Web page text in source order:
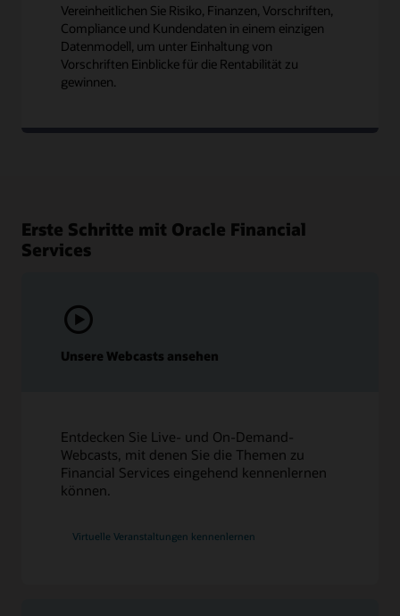
Vereinheitlichen Sie Risiko, Finanzen, Vorschriften,
Compliance und Kundendaten in einem einzigen
Datenmodell, um unter Einhaltung von
Vorschriften Einblicke für die Rentabilität zu
gewinnen.
Erste Schritte mit Oracle Financial
Services
Unsere Webcasts ansehen
Entdecken Sie Live- und On-Demand-
Webcasts, mit denen Sie die Themen zu
Financial Services eingehend kennenlernen
können.
Virtuelle Veranstaltungen kennenlernen